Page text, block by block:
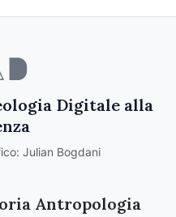
Digitale alla
Julian Bogdani
Antropologia